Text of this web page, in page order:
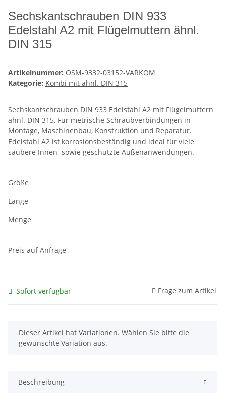
Sechskantschrauben DIN 933
Edelstahl A2 mit Flügelmuttern ähnl.
DIN 315
Artikelnummer: OSM-9332-03152-VARKOM
Kategorie: Kombi mit ähnl. DIN 315
Sechskantschrauben DIN 933 Edelstahl A2 mit Flügelmuttern
ähnl. DIN 315. Für metrische Schraubverbindungen in
Montage, Maschinenbau, Konstruktion und Reparatur.
Edelstahl A2 ist korrosionsbeständig und ideal für viele
saubere Innen- sowie geschützte Außenanwendungen.
Größe
Länge
Menge
Preis auf Anfrage
Sofort verfügbar Frage zum Artikel
x
Dieser Artikel hat Variationen. Wählen Sie bitte die
gewünschte Variation aus.
Beschreibung